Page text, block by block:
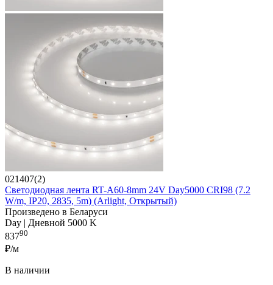
021407(2)
Светодиодная лента RT-A60-8mm 24V Day5000 CRI98 (7.2
W/m, IP20, 2835, 5m) (Arlight, Открытый)
Произведено в Беларуси
Day | Дневной 5000 K
83790
₽/м
В наличии